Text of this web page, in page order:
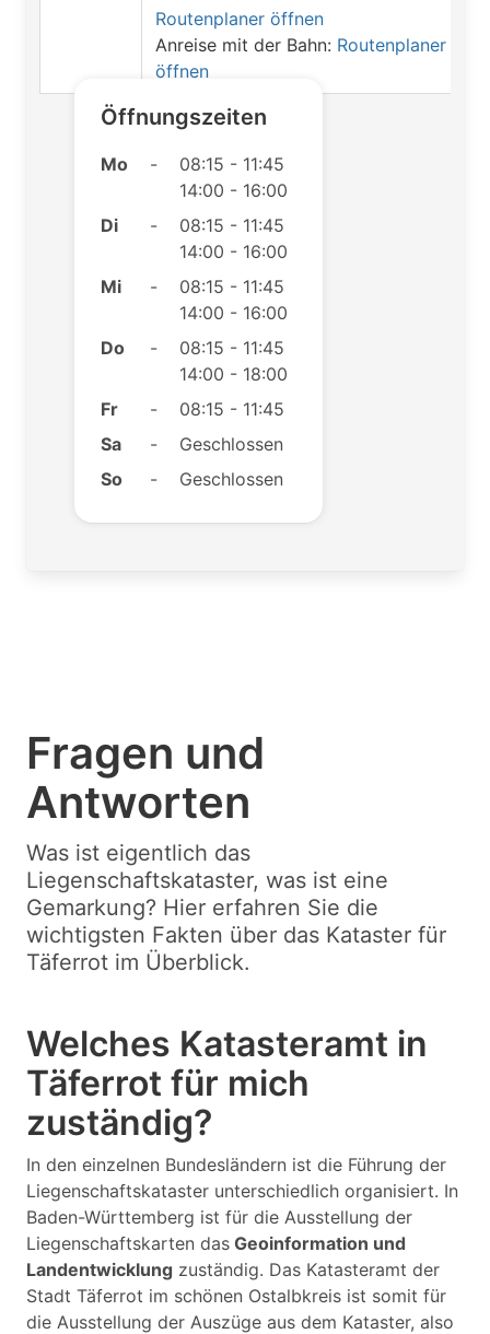
Routenplaner öffnen
Anreise mit der Bahn: Routenplaner
öffnen
Öffnungszeiten
Mo -
08:15 - 11:45
14:00 - 16:00
Di
-
08:15 - 11:45
14:00 - 16:00
Mi
-
08:15 - 11:45
14:00 - 16:00
Do
-
08:15 - 11:45
14:00 - 18:00
Fr
-
08:15 - 11:45
Sa
-
Geschlossen
So
- Geschlossen
Fragen und
Antworten
Was ist eigentlich das
Liegenschaftskataster, was ist eine
Gemarkung? Hier erfahren Sie die
wichtigsten Fakten über das Kataster für
Täferrot im Überblick.
Welches Katasteramt in
Täferrot für mich
zuständig?
In den einzelnen Bundesländern ist die Führung der
Liegenschaftskataster unterschiedlich organisiert. In
Baden-Württemberg ist für die Ausstellung der
Liegenschaftskarten das Geoinformation und
Landentwicklung zuständig. Das Katasteramt der
Stadt Täferrot im schönen Ostalbkreis ist somit für
die Ausstellung der Auszüge aus dem Kataster, also